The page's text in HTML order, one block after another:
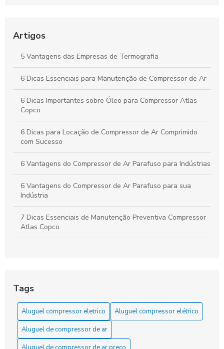
Eficiência e Resultados Comprovados
Aprenda Técnicas Comprovadas para Aumentar Sua
Produtividade de Forma Prática e Duradoura
Como o Aluguel de Compressores de Ar Impulsiona a
Eficiência e Reduz Custos no Seu Negócio
Artigos
5 Vantagens das Empresas de Termografia
6 Dicas Essenciais para Manutenção de Compressor de Ar
6 Dicas Importantes sobre Óleo para Compressor Atlas
Copco
6 Dicas para Locação de Compressor de Ar Comprimido
com Sucesso
6 Vantagens do Compressor de Ar Parafuso para Indústrias
6 Vantagens do Compressor de Ar Parafuso para sua
Indústria
7 Dicas Essenciais de Manutenção Preventiva Compressor
Atlas Copco
A locação de compressor de ar comprimido: a solução
econômica para suas necessidades!
Aluguel de compressor de ar é a solução ideal para suas
necessidades de pressão e eficiência
Tags
Aluguel compressor eletrico
Aluguel compressor elétrico
Aluguel de compressor de ar